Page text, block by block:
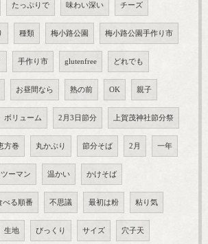
たっぷりで 味わい深い チーズ
種類 梅小路公園 梅小路公園手作り市
手作り市 glutenfree どれでも
お昼間なら 熟の前 OK 親子
ボリューム 2月3日節分 上賀茂神社節分祭
方巻 丸かぶり 節分そば 2月 一年
ーマン 温かい かけそば
べる順番 不思議 最初は粉 粘り気
生地 びっくり サイズ 穴子天